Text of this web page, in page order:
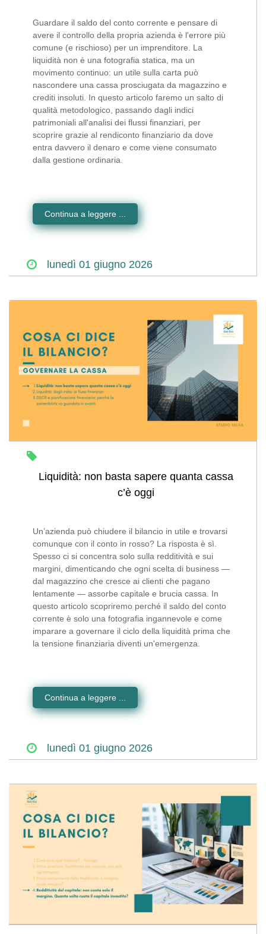
Guardare il saldo del conto corrente e pensare di
avere il controllo della propria azienda è l'errore più
comune (e rischioso) per un imprenditore. La
liquidità non è una fotografia statica, ma un
movimento continuo: un utile sulla carta può
nascondere una cassa prosciugata da magazzino e
crediti insoluti. In questo articolo faremo un salto di
qualità metodologico, passando dagli indici
patrimoniali all'analisi dei flussi finanziari, per
scoprire grazie al rendiconto finanziario da dove
entra davvero il denaro e come viene consumato
dalla gestione ordinaria.
Continua a leggere ...
lunedì 01 giugno 2026
Liquidità: non basta sapere quanta cassa
c’è oggi
Un’azienda può chiudere il bilancio in utile e trovarsi
comunque con il conto in rosso? La risposta è sì.
Spesso ci si concentra solo sulla redditività e sui
margini, dimenticando che ogni scelta di business —
dal magazzino che cresce ai clienti che pagano
lentamente — assorbe capitale e brucia cassa. In
questo articolo scopriremo perché il saldo del conto
corrente è solo una fotografia ingannevole e come
imparare a governare il ciclo della liquidità prima che
la tensione finanziaria diventi un'emergenza.
Continua a leggere ...
lunedì 01 giugno 2026